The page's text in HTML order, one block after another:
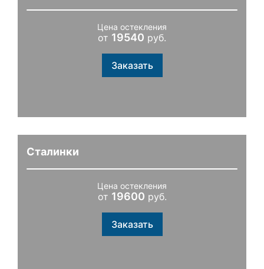
Цена остекления
от 19540 руб.
Заказать
Сталинки
Цена остекления
от 19600 руб.
Заказать